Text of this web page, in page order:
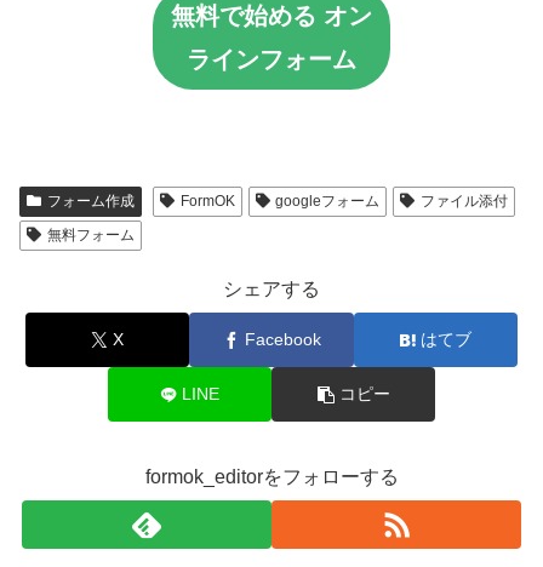
無料で始める オン
ラインフォーム
フォーム作成 FormOK googleフォーム
ファイル添付
無料フォーム
シェアする
X Facebook はてブ
LINE コピー
formok_editorをフォローする